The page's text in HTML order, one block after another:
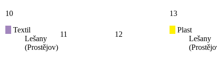
10
Textil
Lešany
(Prostějov)
11 12
13
Plast
Lešany